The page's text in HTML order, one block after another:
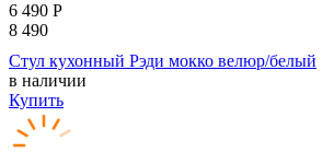
6 490 Р
8 490
Стул кухонный Рэди мокко велюр/белый
в наличии
Купить